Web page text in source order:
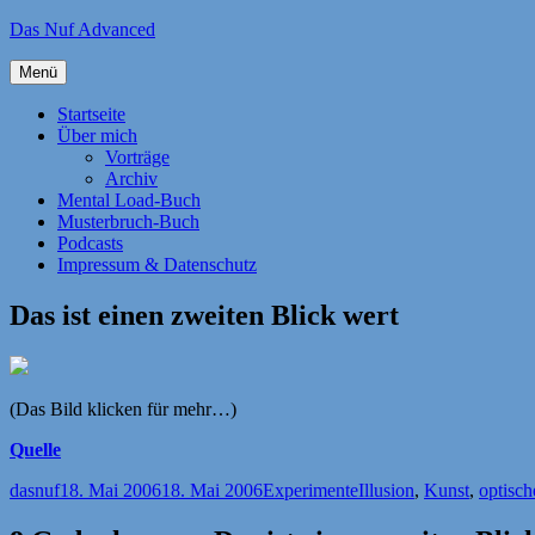
Zum
springen
Das Nuf Advanced
Menü
Startseite
Über mich
Vorträge
Archiv
Mental Load-Buch
Musterbruch-Buch
Podcasts
Impressum & Datenschutz
Das ist einen zweiten Blick wert
(Das Bild klicken für mehr…)
Quelle
Autor
dasnufVeröffentlicht
18. Mai 200618. Mai 2006Kategorien
ExperimenteSchlagwörter
Illusion, Kunst,